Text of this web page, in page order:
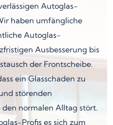
Autoglas-
haben umfängliche
Autoglas-
Ausbesserung bis
der Frontscheibe.
ein Glasschaden zu
störenden
normalen Alltag stört.
Profis es sich zum